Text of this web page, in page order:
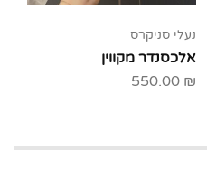
נעלי סניקרס
אלכסנדר מקווין
550.00 ₪